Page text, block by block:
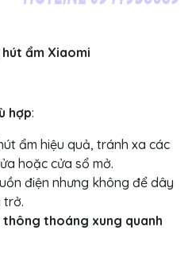
hút ẩm Xiaomi
hợp:
ẩm hiệu quả, tránh xa các
hoặc cửa sổ mở.
điện nhưng không để dây
trở.
thoáng xung quanh